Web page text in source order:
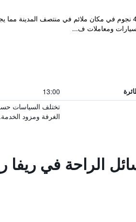
يقع هذا الفندق المصنف 4 نجوم في مكان ملائم في
ومعاملات ف...
13:00
تختلف السياسات
الغرفة ومزود الخدمة.
الراحة في ريفا